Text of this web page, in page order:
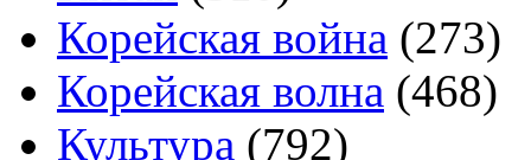
Корейская война (273)
Корейская волна (468)
Культура (792)